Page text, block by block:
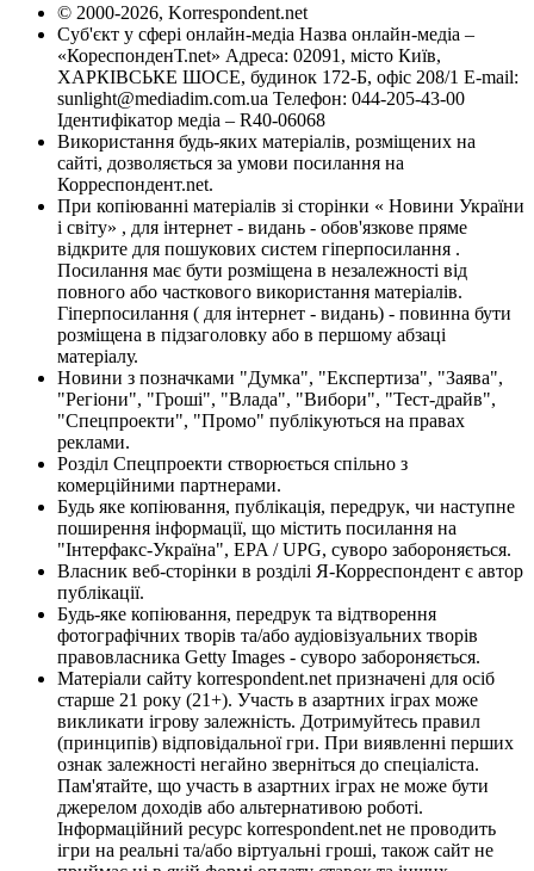
© 2000-2026, Korrespondent.net
Суб'єкт у сфері онлайн-медіа Назва онлайн-медіа –
«КореспонденТ.net» Адреса: 02091, місто Київ,
ХАРКІВСЬКЕ ШОСЕ, будинок 172-Б, офіс 208/1 E-mail:
sunlight@mediadim.com.ua Телефон: 044-205-43-00
Ідентифікатор медіа – R40-06068
Використання будь-яких матеріалів, розміщених на
сайті, дозволяється за умови посилання на
Корреспондент.net.
При копіюванні матеріалів зі сторінки « Новини України
і світу» , для інтернет - видань - обов'язкове пряме
відкрите для пошукових систем гіперпосилання .
Посилання має бути розміщена в незалежності від
повного або часткового використання матеріалів.
Гіперпосилання ( для інтернет - видань) - повинна бути
розміщена в підзаголовку або в першому абзаці
матеріалу.
Новини з позначками "Думка", "Експертиза", "Заява",
"Регіони", "Гроші", "Влада", "Вибори", "Тест-драйв",
"Спецпроекти", "Промо" публікуються на правах
реклами.
Розділ Спецпроекти створюється спільно з
комерційними партнерами.
Будь яке копіювання, публікація, передрук, чи наступне
поширення інформації, що містить посилання на
"Інтерфакс-Україна", EPA / UPG, суворо забороняється.
Власник веб-сторінки в розділі Я-Корреспондент є автор
публікації.
Будь-яке копіювання, передрук та відтворення
фотографічних творів та/або аудіовізуальних творів
правовласника Getty Images - суворо забороняється.
Матеріали сайту korrespondent.net призначені для осіб
старше 21 року (21+). Участь в азартних іграх може
викликати ігрову залежність. Дотримуйтесь правил
(принципів) відповідальної гри. При виявленні перших
ознак залежності негайно зверніться до спеціаліста.
Пам'ятайте, що участь в азартних іграх не може бути
джерелом доходів або альтернативою роботі.
Інформаційний ресурс korrespondent.net не проводить
ігри на реальні та/або віртуальні гроші, також сайт не